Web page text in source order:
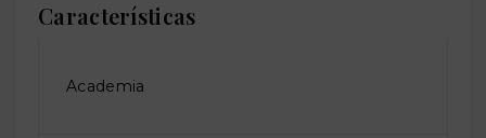
Características
Academia